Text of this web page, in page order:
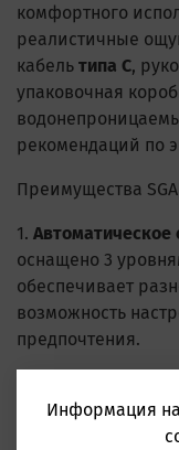
комфортного
реалистичные
кабель типа C,
упаковочная
рекомендаций по
Преимущества
1. Автоматическое
оснащено 3
обеспечивает
возможность
предпочтения.
диаметр 8 см
использования и
Информация